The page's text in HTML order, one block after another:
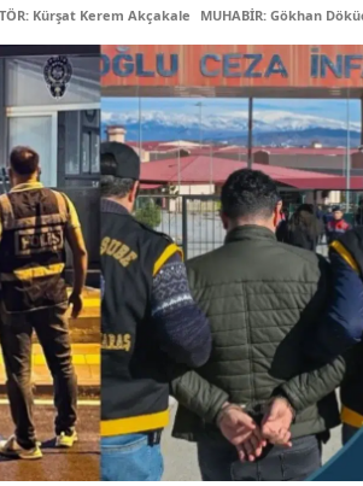
Kürşat Kerem Akçakale MUHABİR: Gökhan